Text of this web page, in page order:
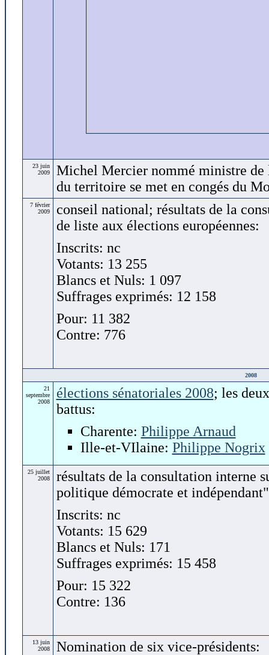
23 juin
2009
Michel Mercier nommé ministre de
du territoire se met en congés du
7 février
2009
conseil national; résultats de la
de liste aux élections européennes:
Inscrits: nc
Votants: 13 255
Blancs et Nuls: 1 097
Suffrages exprimés: 12 158
Pour: 11 382
Contre: 776
2008
21
septembre
2008
élections sénatoriales 2008; les
battus:
Charente: Philippe Arnaud
Ille-et-VIlaine: Philippe Nogrix
25 juillet
2008
résultats de la consultation interne
politique démocrate et
Inscrits: nc
Votants: 15 629
Blancs et Nuls: 171
Suffrages exprimés: 15 458
Pour: 15 322
Contre: 136
13 juin
2008
Nomination de six vice-présidents: